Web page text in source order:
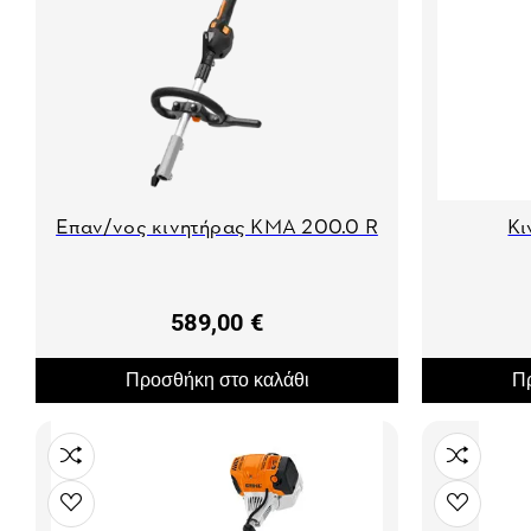
Eπαν/νος κινητήρας KMA 200.0 R
589,00 €
Προσθήκη στο καλάθι